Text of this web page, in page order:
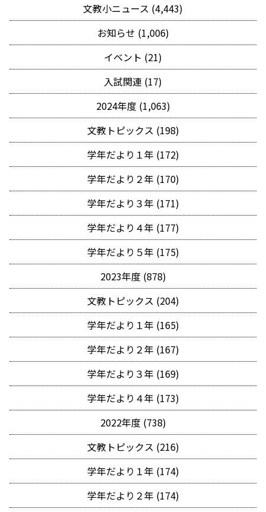
文教小ニュース (4,443)
お知らせ (1,006)
イベント (21)
入試関連 (17)
2024年度 (1,063)
文教トピックス (198)
学年だより１年 (172)
学年だより２年 (170)
学年だより３年 (171)
学年だより４年 (177)
学年だより５年 (175)
2023年度 (878)
文教トピックス (204)
学年だより１年 (165)
学年だより２年 (167)
学年だより３年 (169)
学年だより４年 (173)
2022年度 (738)
文教トピックス (216)
学年だより１年 (174)
学年だより２年 (174)